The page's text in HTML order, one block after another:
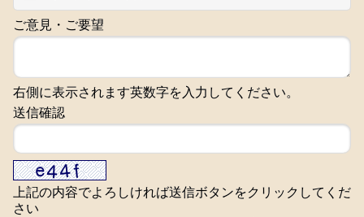
ご意見・ご要望
右側に表示されます英数字を入力してください。
送信確認
上記の内容でよろしければ送信ボタンをクリックしてくだ
さい